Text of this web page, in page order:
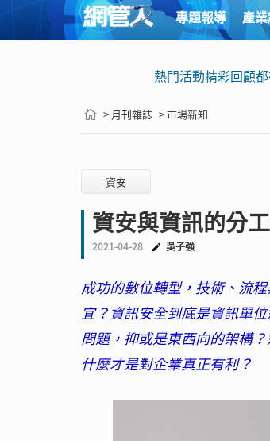
專題報導 產
熱門活動精彩回顧
> 月刊雜誌 > 市場新知
資安
資安與資訊的分
2021-04-28 吳子強
成功的數位轉型，技術、流
宜？資訊安全到底是資訊單
問題，抑或是東西向的架構
什麼才是對企業真正有利？